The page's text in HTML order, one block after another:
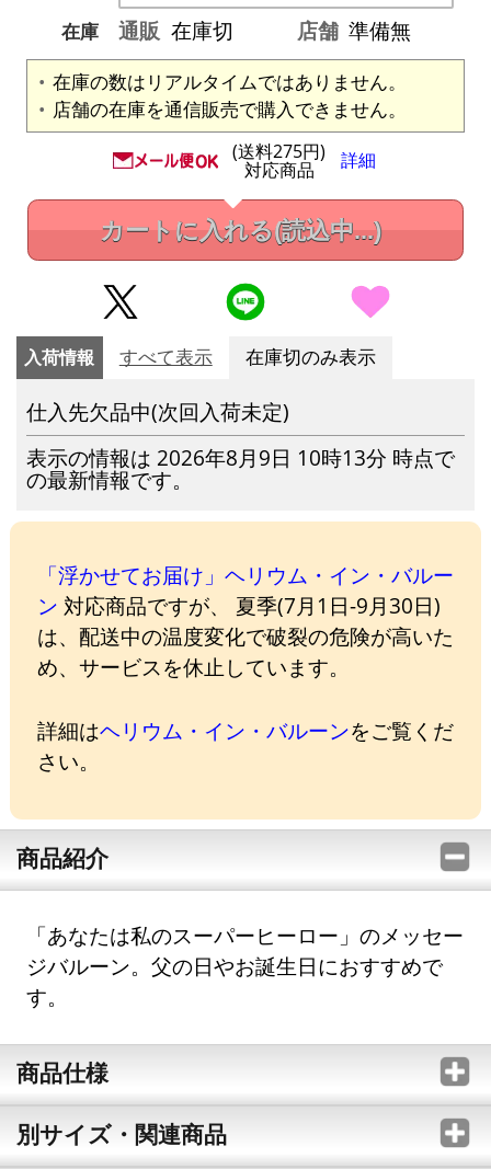
在庫
通販 在庫切 店舗 準備無
在庫の数はリアルタイムではありません。
店舗の在庫を通信販売で購入できません。
(送料275円)
対応商品 詳細
カートに入れる(読込中...)
入荷情報 すべて表示 在庫切のみ表示
仕入先欠品中(次回入荷未定)
表示の情報は 2026年8月9日 10時13分 時点で
の最新情報です。
「浮かせてお届け」ヘリウム・イン・バルー
ン 対応商品ですが、 夏季(7月1日-9月30日)
は、配送中の温度変化で破裂の危険が高いた
め、サービスを休止しています。
詳細はヘリウム・イン・バルーンをご覧くだ
さい。
商品紹介
「あなたは私のスーパーヒーロー」のメッセー
ジバルーン。父の日やお誕生日におすすめで
す。
商品仕様
別サイズ・関連商品